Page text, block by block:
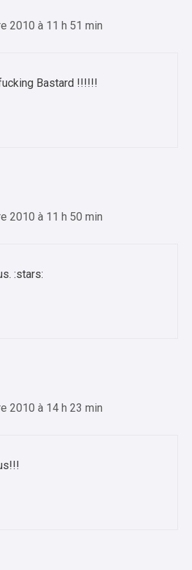
2010 à 11 h 51 min
Bastard !!!!!!
2010 à 11 h 50 min
:stars:
2010 à 14 h 23 min